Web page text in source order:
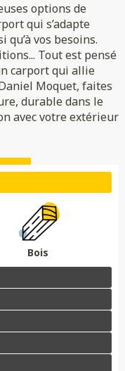
options de
qui s’adapte
vos besoins.
Tout est pensé
carport qui allie
Moquet, faites
durable dans le
avec votre extérieur
Bois
car
au choix